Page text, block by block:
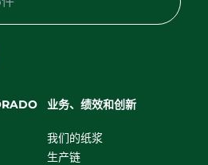
业务、绩效和创新
我们的纸浆
生产链